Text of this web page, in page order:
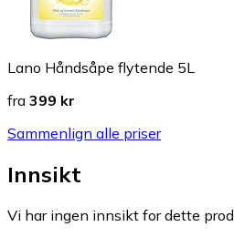
Lano Håndsåpe flytende 5L
fra 399 kr
Sammenlign alle priser
Innsikt
Vi har ingen innsikt for dette